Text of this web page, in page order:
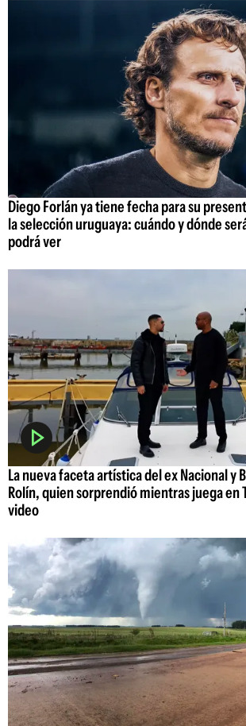
Diego Forlán ya tiene fecha para su
la selección uruguaya: cuándo y dónde
podrá ver
La nueva faceta artística del ex Nacional y
Rolín, quien sorprendió mientras juega
video